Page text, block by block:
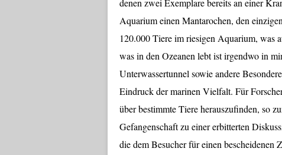
denen zwei Exemplare bereits an einer
Aquarium einen Mantarochen, den
120.000 Tiere im riesigen Aquarium, was
was in den Ozeanen lebt ist irgendwo in
Unterwassertunnel sowie andere
Eindruck der marinen Vielfalt. Für
über bestimmte Tiere herauszufinden, so
Gefangenschaft zu einer erbitterten
die dem Besucher für einen bescheidenen